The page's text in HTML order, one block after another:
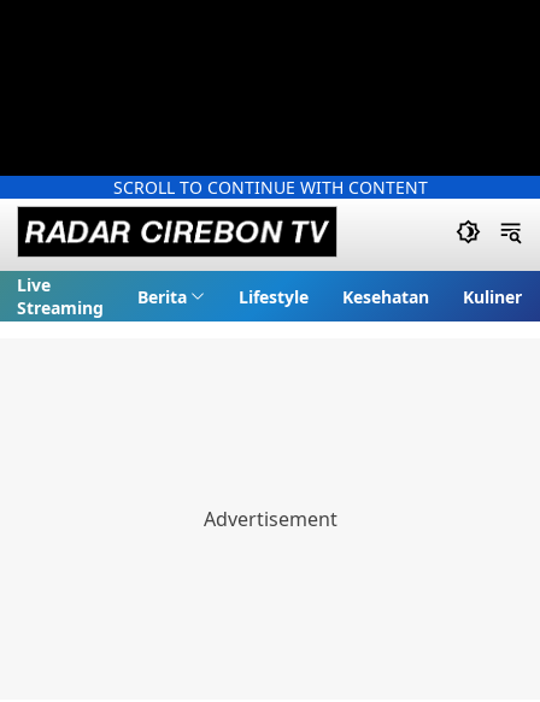
SCROLL TO CONTINUE WITH CONTENT
Live
Streaming
Berita Lifestyle Kesehatan Kuliner